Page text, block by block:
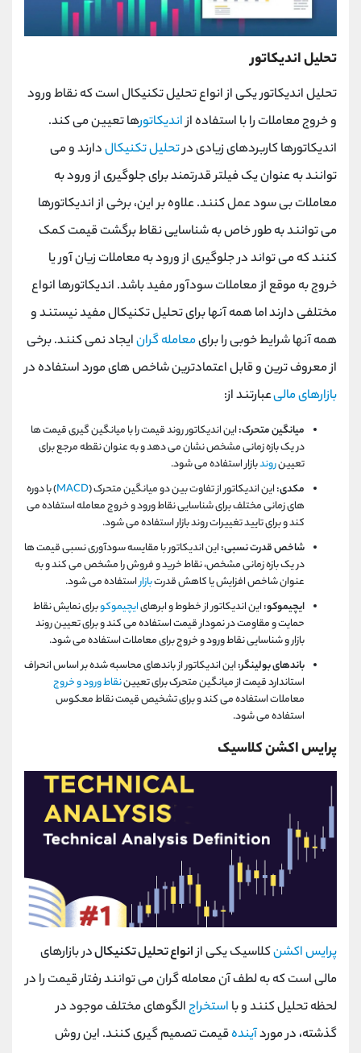
تحلیل اندیکاتور
تحلیل اندیکاتور یکی از انواع تحلیل تکنیکال است که نقاط ورود
و خروج معاملات را با استفاده ازاندیکاتورها تعیین می کند.
اندیکاتورها کاربردهای زیادی درتحلیل تکنیکالدارند و می
توانند به عنوان یک فیلتر قدرتمند برای جلوگیری از ورود به
معاملات بی سود عمل کنند. علاوه بر این، برخی از اندیکاتورها
می توانند به طور خاص به شناسایی نقاط برگشت قیمت کمک
کنند که می تواند در جلوگیری از ورود به معاملات زیان آور یا
خروج به موقع از معاملات سودآور مفید باشد. اندیکاتورها انواع
مختلفی دارند اما همه آنها برای تحلیل تکنیکال مفید نیستند و
همه آنها شرایط خوبی را برایمعامله گرانایجاد نمی کنند. برخی
از معروف ترین و قابل اعتمادترین شاخص های مورد استفاده در
بازارهای مالیعبارتند از:
میانگین متحرک:این اندیکاتور روند قیمت را با میانگین گیری قیمت ها
در یک بازه زمانی مشخص نشان می دهد و به عنوان نقطه مرجع برای
تعیینروندبازار استفاده می شود.
مکدی:این اندیکاتور از تفاوت بین دو میانگین متحرک (MACD) با دوره
های زمانی مختلف برای شناسایی نقاط ورود و خروج معامله استفاده می
کند و برای تایید تغییرات روند بازار استفاده می شود.
شاخص قدرت نسبی:این اندیکاتور با مقایسه سودآوری نسبی قیمت ها
در یک بازه زمانی مشخص، نقاط خرید و فروش را مشخص می کند و به
عنوان شاخص افزایش یا کاهش قدرتبازاراستفاده می شود.
ایچیموکو:این اندیکاتور از خطوط و ابرهایایچیموکوبرای نمایش نقاط
حمایت و مقاومت در نمودار قیمت استفاده می کند و برای تعیین روند
بازار و شناسایی نقاط ورود و خروج برای معاملات استفاده می شود.
باندهای بولینگر:این اندیکاتور از باندهای محاسبه شده بر اساس انحراف
استاندارد قیمت از میانگین متحرک برای تعییننقاط ورود و خروج
معاملات استفاده می کند و برای تشخیص قیمت نقاط معکوس
استفاده می شود.
پرایس اکشن کلاسیک
پرایس اکشنکلاسیک یکی ازانواع تحلیل تکنیکالدر بازارهای
مالی است که به لطف آن معامله گران می توانند رفتار قیمت را در
لحظه تحلیل کنند و با استخراجالگوهای مختلف موجود در
گذشته، در موردآیندهقیمت تصمیم گیری کنند. این روش